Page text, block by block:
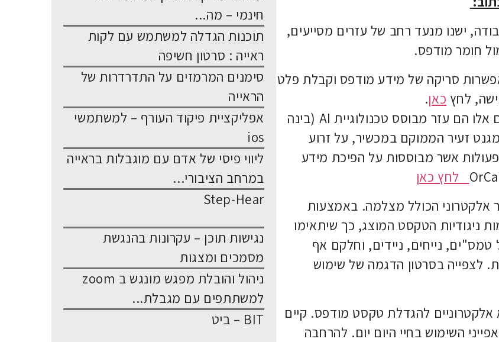
ישנו מנעד רחב של עזרים מסייעים,
חומר מודפס.
סריקה של מידע מודפס וקבלת פלט
לחץ כאן.
משקפיים אלו הם עזר מבוסס טכנולוגיית AI (בינה
זעיר הממוקם במכשיר, על זרוע
אשר מבוססות על הפיכת מידע
לחץ כאן
אלקטרוני הכולל מצלמה. באמצעות
ניגודיות הטקסט המוצג, כך שיתאימו
נייחים, ניידים, וחלקם אף
לצפייה בסרטון הדגמה של שימוש
להגדלת טקסט מודפס. קיים
השימוש בחיי היום יום. להרחבה
חינמי – מה...
תוכנות הגדלה למשתמש עם לקות
ראייה : סרטון חשיפה
סימנים המרמזים על התדרדרות של
הראייה
אפליקציית פיקוד העורף – למשתמשי
ios
ליווי פיסי של אדם עם מוגבלות בראייה
במרחב הציבורי...
Step-Hear
נגישות תוכן – עקרונות בהנגשת
מסמכים ומצגות
ניהול והובלת מפגש מונגש ב zoom
למשתתפים עם מגבלת...
BIT – ביט